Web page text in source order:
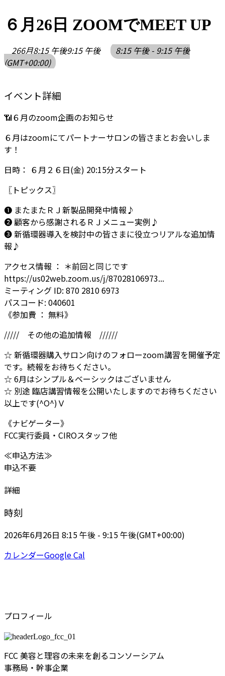
ン
テ
へ
ッ
ビ
ゲ
ョ
移
６月26日 ZOOMでMEET UP
266月8:15 午後9:15 午後
8:15 午後 - 9:15 午後
(GMT+00:00)
イベント詳細
📶６月のzoom企画のお知らせ
６月はzoomにてパートナーサロンの皆さまとお会いしま
す！
日時： ６月２６日(金) 20:15分スタート
〖トピックス〗
❶ またまたＲＪ新製品開発中情報♪
❷ 顧客から感謝されるＲＪメニュー実例♪
❸ 新循環器導入を検討中の皆さまに役立つリアルな追加情
報♪
アクセス情報 ： ＊前回と同じです
https://us02web.zoom.us/j/87028106973...
ミーティング ID: 870 2810 6973
パスコード: 040601
《参加費 ： 無料》
///// その他の追加情報 //////
☆ 新循環器購入サロン向けのフォローzoom講習を開催予定
です。続報をお待ちください。
☆ 6月はシンプル＆ベーシックはございません
☆ 別途 臨店講習情報を公開いたしますのでお待ちください
以上です(^O^)Ｖ
《ナビゲーター》
FCC実行委員・CIROスタッフ他
≪申込方法≫
申込不要
詳細
時刻
2026年6月26日 8:15 午後 - 9:15 午後(GMT+00:00)
カレンダーGoogle Cal
プロフィール
FCC 美容と理容の未来を創るコンソーシアム
事務局・幹事企業